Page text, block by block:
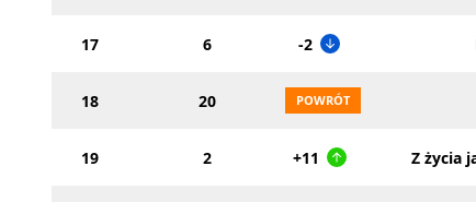
17 6 -2
18 20
19 2 +11 Z życia